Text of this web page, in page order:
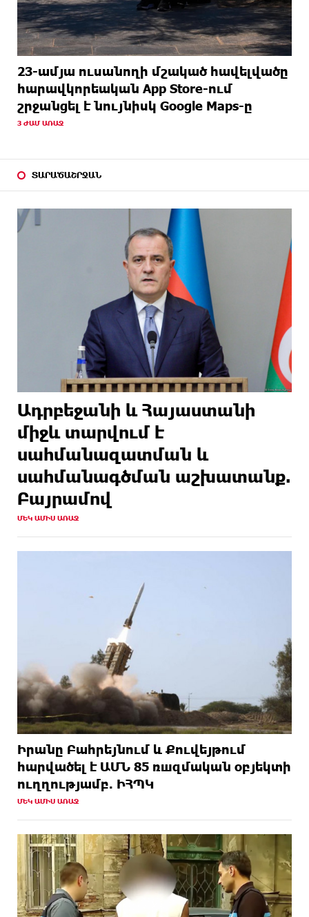
23-ամյա ուսանողի մշակած հավելվածը
հարավկորեական App Store-ում
շրջանցել է նույնիսկ Google Maps-ը
3 ԺԱՄ ԱՌԱՋ
ՏԱՐԱԾԱՇՐՋԱՆ
Ադրբեջանի և Հայաստանի
միջև տարվում է
սահմանազատման և
սահմանագծման աշխատանք.
Բայրամով
ՄԵԿ ԱՄԻՍ ԱՌԱՋ
Իրանը Բահրեյնում և Քուվեյթում
hարվածել է ԱՄՆ 85 ռшզմական օբյեկտի
ուղղությամբ. ԻՀՊԿ
ՄԵԿ ԱՄԻՍ ԱՌԱՋ